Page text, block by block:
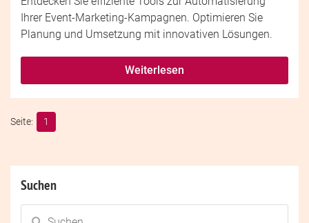
Ihrer Event-Marketing-Kampagnen. Optimieren Sie
Planung und Umsetzung mit innovativen Lösungen.
Weiterlesen
1
Suchen